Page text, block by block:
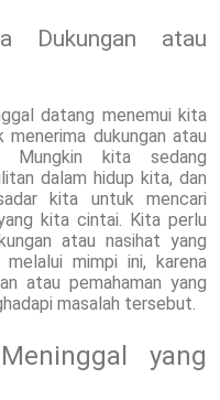
Dukungan atau
datang menemui kita
menerima dukungan atau
Mungkin kita sedang
dalam hidup kita, dan
kita untuk mencari
kita cintai. Kita perlu
atau nasihat yang
mimpi ini, karena
atau pemahaman yang
masalah tersebut.
yang